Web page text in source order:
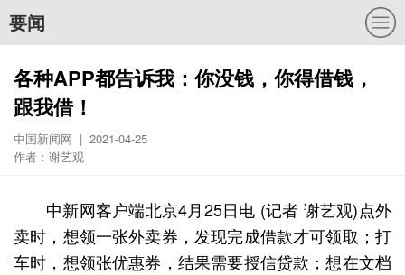
要闻
各种APP都告诉我：你没钱，你得借钱，
跟我借！
中国新闻网 | 2021-04-25
作者：谢艺观
中新网客户端北京4月25日电 (记者 谢艺观)点外
卖时，想领一张外卖券，发现完成借款才可领取；打
车时，想领张优惠券，结果需要授信贷款；想在文档